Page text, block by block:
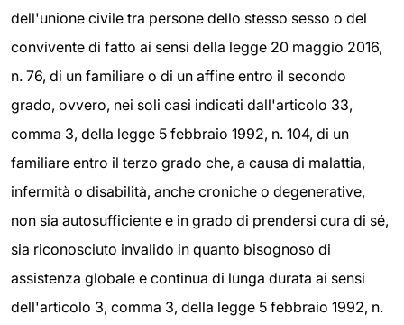
dell'unione civile tra persone dello stesso sesso o del
convivente di fatto ai sensi della legge 20 maggio 2016,
n. 76, di un familiare o di un affine entro il secondo
grado, ovvero, nei soli casi indicati dall'articolo 33,
comma 3, della legge 5 febbraio 1992, n. 104, di un
familiare entro il terzo grado che, a causa di malattia,
infermità o disabilità, anche croniche o degenerative,
non sia autosufficiente e in grado di prendersi cura di sé,
sia riconosciuto invalido in quanto bisognoso di
assistenza globale e continua di lunga durata ai sensi
dell'articolo 3, comma 3, della legge 5 febbraio 1992, n.